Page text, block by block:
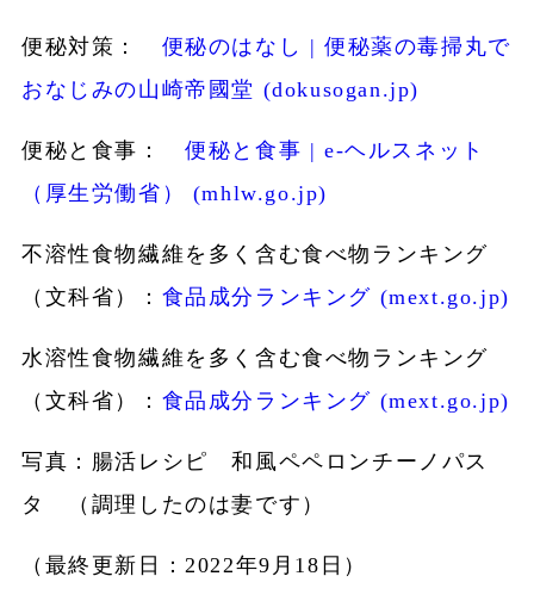
便秘対策： 便秘のはなし | 便秘薬の毒掃丸で
おなじみの山崎帝國堂 (dokusogan.jp)
便秘と食事：便秘と食事 | e-ヘルスネット
（厚生労働省） (mhlw.go.jp)
不溶性食物繊維を多く含む食べ物ランキング
（文科省）： 食品成分ランキング (mext.go.jp)
水溶性食物繊維を多く含む食べ物ランキング
（文科省）： 食品成分ランキング (mext.go.jp)
写真：腸活レシピ 和風ペペロンチーノパス
タ （調理したのは妻です）
（最終更新日：2022年9月18日）